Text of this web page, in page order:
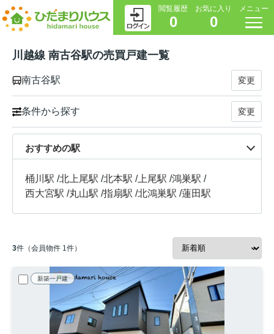
閲覧履歴
0
お気に入り
0
メニュー
川越線 南古谷駅の売買戸建一覧
南古谷駅 変更
条件から探す 変更
おすすめの駅
桶川駅 /北上尾駅 /北本駅 /上尾駅 /鴻巣駅 /
西大宮駅 /丸山駅 /指扇駅 /北鴻巣駅 /蓮田駅
3件（会員物件 1件）
新築一戸建